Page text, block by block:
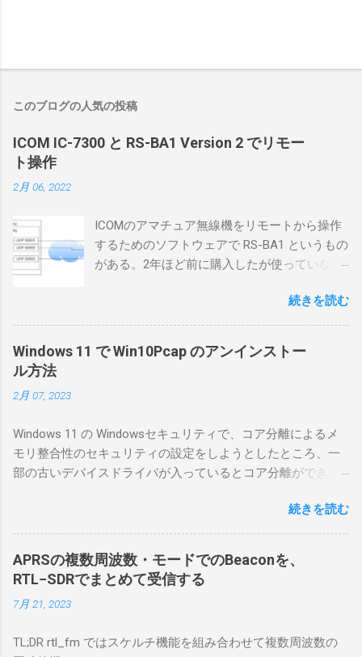
このブログの人気の投稿
ICOM IC-7300 と RS-BA1 Version 2 でリモー
ト操作
2月 06, 2022
ICOMのアマチュア無線機をリモートから操作
するためのソフトウェアで RS-BA1 というもの
がある。2年ほど前に購入したが使っていなか
としているので、リモートから操作できる無
線局構築のために、真面目に使ってみること
くだろうと思ったのだが、ちっともそんなに
合は、下記のこれらものが必要である ICOMの
無線機。 今回は私が持っているIC-7300を使
う。 無線機側(サーバ側) のWindows PC。 今
を入れて使っている。 TPMとか入っているの
でBitLockerのDisk暗号化もでき、遠隔地で盗難
にあってもデータ流出の危険性が少ないかな
と思って。 操作側 (クライアント側) の
ど。 そして、リモート操作を行うソフトウェ
続きを読む
Windows 11 で Win10Pcap のアンインストー
ル方法
2月 07, 2023
Windows 11 の Windowsセキュリティで、コア分離によるメ
モリ整合性のセキュリティの設定をしようとしたところ、一
部の古いデバイスドライバが入っているとコア分離ができな
で利用する Win10Pcap.sys が入っているためにコア分離がで
きないとエラーが出ておりました。 アンインストールのプロ
グラムなどを走らせてもアンインストールできなかったの
で、どのように実行すればよいのか調べながら実施しまし
た。結論としては pnputil というコマンドを用いればよかった
です。 まずは管理者権限でTerminalを実行します。
PowerShellが起動しました。 適当なファイルに、現在インス
続きを読む
APRSの複数周波数・モードでのBeaconを、
RTL−SDRでまとめて受信する
7月 21, 2023
TL;DR rtl_fm ではスケルチ機能を組み合わせて複数周波数の